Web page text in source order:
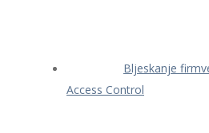
Bljeskanje
Access Control